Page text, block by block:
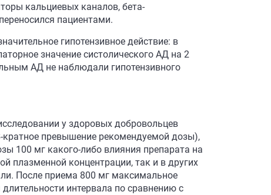
кальциевых каналов, бета-
пациентами.
гипотензивное действие: в
значение систолического АД на 2
АД не наблюдали гипотензивного
у здоровых добровольцев
кратное превышение рекомендуемой дозы),
100 мг какого-либо влияния препарата на
плазменной концентрации, так и в других
После приема 800 мг максимальное
интервала по сравнению с